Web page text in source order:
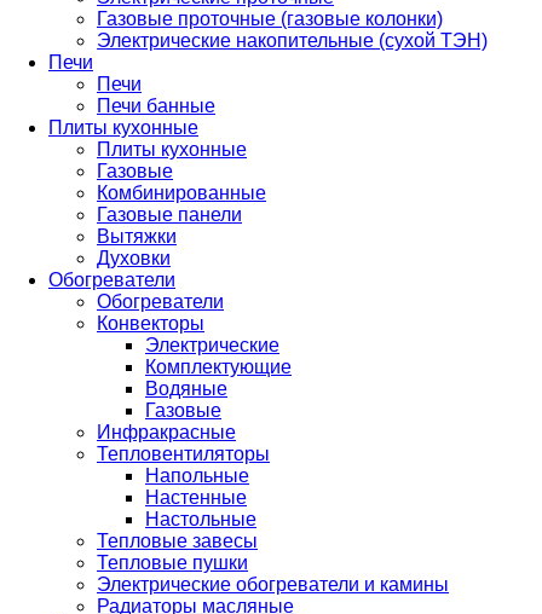
Газовые проточные (газовые колонки)
Электрические накопительные (сухой ТЭН)
Печи
Печи
Печи банные
Плиты кухонные
Плиты кухонные
Газовые
Комбинированные
Газовые панели
Вытяжки
Духовки
Обогреватели
Обогреватели
Конвекторы
Электрические
Комплектующие
Водяные
Газовые
Инфракрасные
Тепловентиляторы
Напольные
Настенные
Настольные
Тепловые завесы
Тепловые пушки
Электрические обогреватели и камины
Радиаторы масляные